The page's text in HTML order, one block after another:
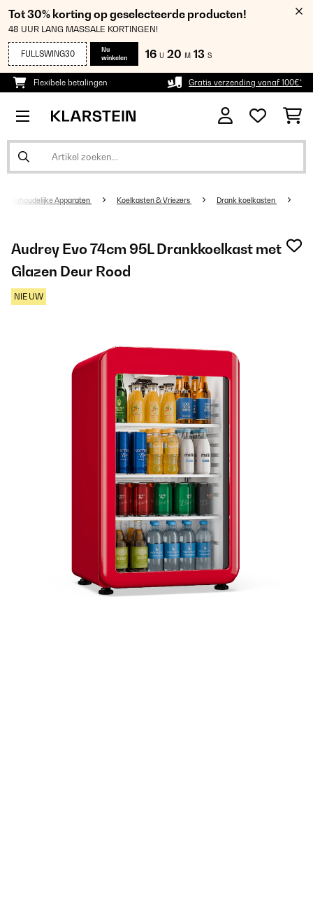
Tot 30% korting op geselecteerde producten!
48 UUR LANG MASSALE KORTINGEN!
FULLSWING30
Nu
winkelen
16 U 20 M 13 S
Flexibele betalingen Gratis verzending vanaf 100€*
Huishoudelijke Apparaten Koelkasten & Vriezers Drank koelkasten
Audrey Evo 74cm 95L Drankkoelkast met
Glazen Deur Rood
NIEUW